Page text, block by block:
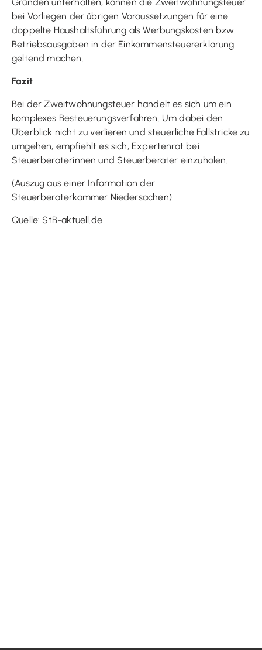
bei Vorliegen der übrigen Voraussetzungen für eine
doppelte Haushaltsführung als Werbungskosten bzw.
Betriebsausgaben in der Einkommensteuererklärung
geltend machen.
Fazit
Bei der Zweitwohnungsteuer handelt es sich um ein
komplexes Besteuerungsverfahren. Um dabei den
Überblick nicht zu verlieren und steuerliche Fallstricke zu
umgehen, empfiehlt es sich, Expertenrat bei
Steuerberaterinnen und Steuerberater einzuholen.
(Auszug aus einer Information der
Steuerberaterkammer Niedersachen)
Quelle: StB-aktuell.de